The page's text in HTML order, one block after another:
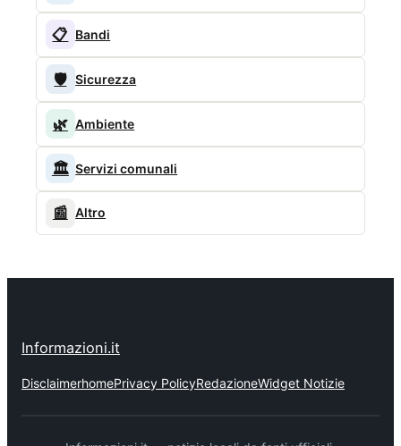
📋 Bandi
🛡️ Sicurezza
🌿 Ambiente
🏛️ Servizi comunali
📰 Altro
Informazioni.it
DisclaimerhomePrivacy PolicyRedazioneWidget Notizie